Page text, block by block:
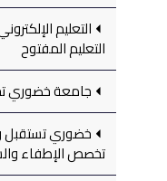
التعليم
التعليم المفتوح
جامعة خضوري
خضوري تستقبل
تخصص الإطفاء